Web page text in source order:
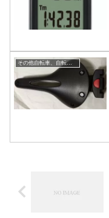
その他自転車、自転車用品